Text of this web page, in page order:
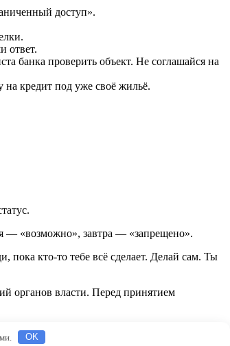
доступ».
ответ.
банка проверить объект. Не соглашайся на
кредит под уже своё жильё.
— «возможно», завтра — «запрещено».
кто-то тебе всё сделает. Делай сам. Ты
органов власти. Перед принятием
OK